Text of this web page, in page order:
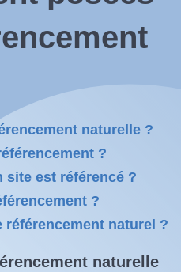
naturelle ?
?
site est référencé ?
?
référencement naturel ?
naturelle